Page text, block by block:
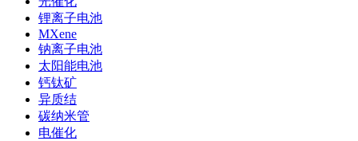
锂离子电池
MXene
钠离子电池
太阳能电池
钙钛矿
异质结
碳纳米管
电催化